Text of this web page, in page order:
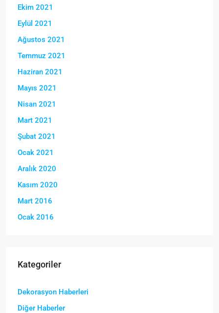
Ekim 2021
Eylül 2021
Ağustos 2021
Temmuz 2021
Haziran 2021
Mayıs 2021
Nisan 2021
Mart 2021
Şubat 2021
Ocak 2021
Aralık 2020
Kasım 2020
Mart 2016
Ocak 2016
Kategoriler
Dekorasyon Haberleri
Diğer Haberler